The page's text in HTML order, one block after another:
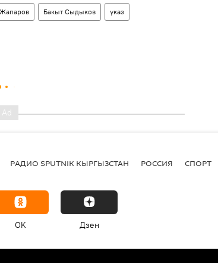
Бакыт Сыдыков указ
РАДИО SPUTNIK КЫРГЫЗСТАН РОССИЯ СПОРТ
OK Дзен